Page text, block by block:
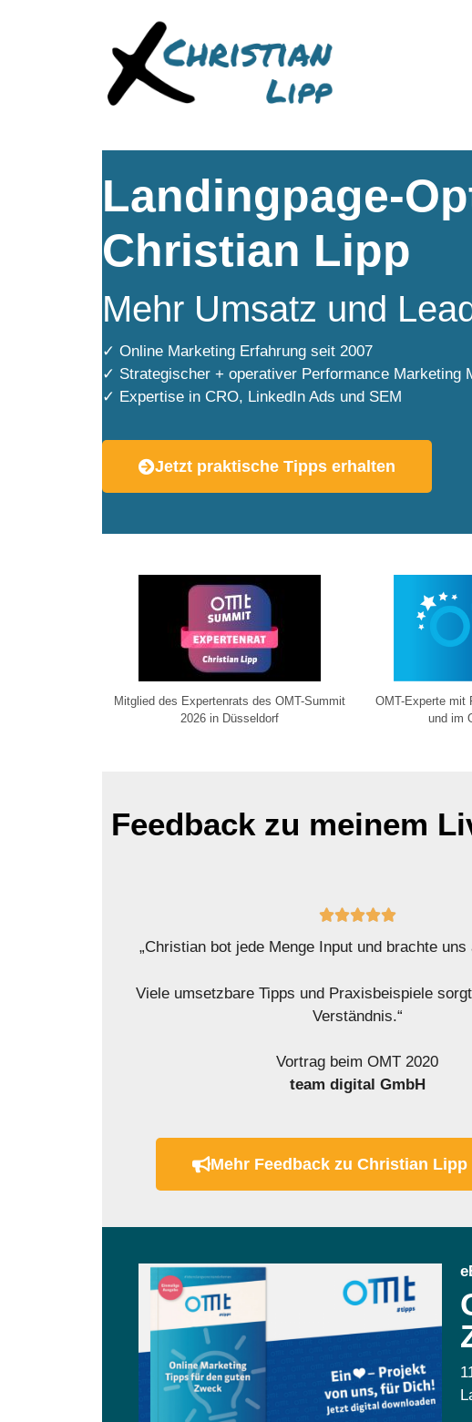
Landingpage-
Christian Lipp
Mehr Umsatz und
✓ Online Marketing Erfahrung seit 2007
✓ Strategischer + operativer Performance Marketing
✓ Expertise in CRO, LinkedIn Ads und SEM
Jetzt praktische Tipps erhalten
Mitglied des Expertenrats des OMT-Summit
2026 in Düsseldorf
OMT-Experte mit
und im
Feedback zu meinem

„Christian bot jede Menge Input und brachte uns
Viele umsetzbare Tipps und Praxisbeispiele
Verständnis.“
Vortrag beim OMT 2020
team digital GmbH
Mehr Feedback zu Christian Lipp